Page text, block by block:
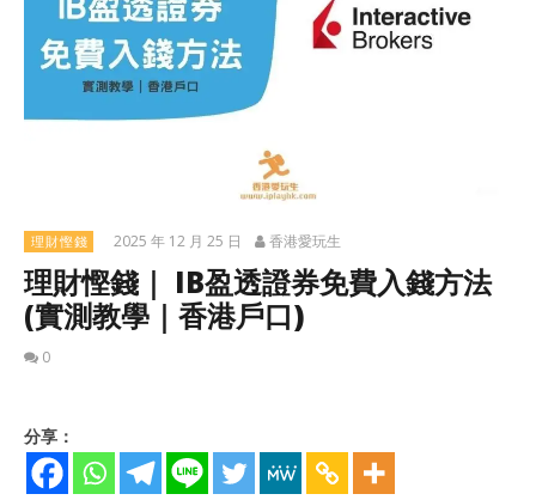
理財慳錢 2025 年 12 月 25 日 香港愛玩生
理財慳錢｜ IB盈透證券免費入錢方法
(實測教學｜香港戶口)
0
分享：